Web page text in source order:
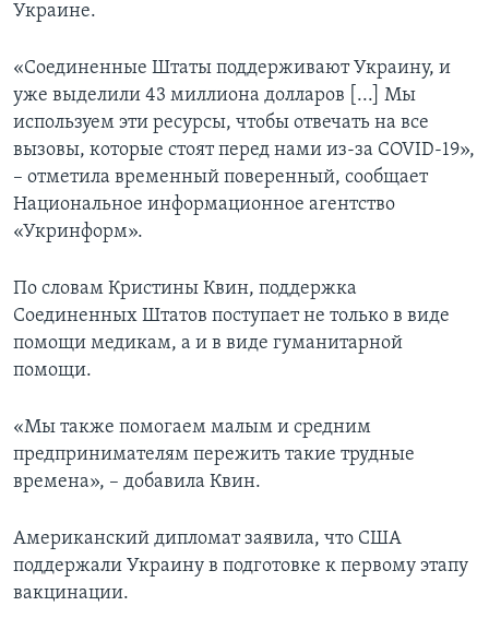
Украине.
«Соединенные Штаты поддерживают Украину, и
уже выделили 43 миллиона долларов [...] Мы
используем эти ресурсы, чтобы отвечать на все
вызовы, которые стоят перед нами из-за COVID-19»,
– отметила временный поверенный, сообщает
Национальное информационное агентство
«Укринформ».
По словам Кристины Квин, поддержка
Соединенных Штатов поступает не только в виде
помощи медикам, а и в виде гуманитарной
помощи.
«Мы также помогаем малым и средним
предпринимателям пережить такие трудные
времена», – добавила Квин.
Американский дипломат заявила, что США
поддержали Украину в подготовке к первому этапу
вакцинации.